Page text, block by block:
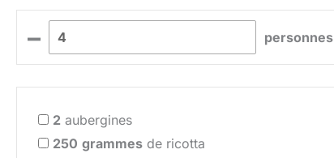
– personnes
2 aubergines
250 grammes de ricotta